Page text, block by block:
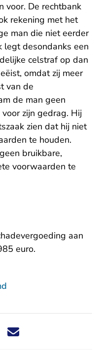
voor. De rechtbank
rekening met het
man die niet eerder
legt desondanks een
celstraf op dan
omdat zij meer
van de
de man geen
zijn gedrag. Hij
zien dat hij niet
te houden.
bruikbare,
voorwaarden te
aan
euro.
dit nieuwsbericht via X -
Deel dit nieuwsbericht via
Deel dit nieuwsbericht
Deel dit